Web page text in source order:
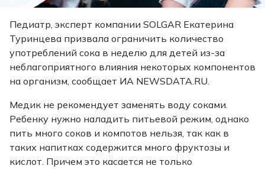
Педиатр, эксперт компании SOLGAR Екатерина
Туринцева призвала ограничить количество
употреблений сока в неделю для детей из-за
неблагоприятного влияния некоторых компонентов
на организм, сообщает ИА NEWSDATA.RU.
Медик не рекомендует заменять воду соками.
Ребенку нужно наладить питьевой режим, однако
пить много соков и компотов нельзя, так как в
таких напитках содержится много фруктозы и
кислот. Причем это касается не только